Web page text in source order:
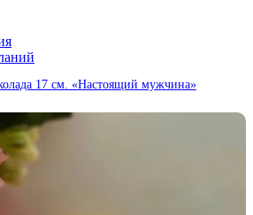
17 см. «Настоящий мужчина»